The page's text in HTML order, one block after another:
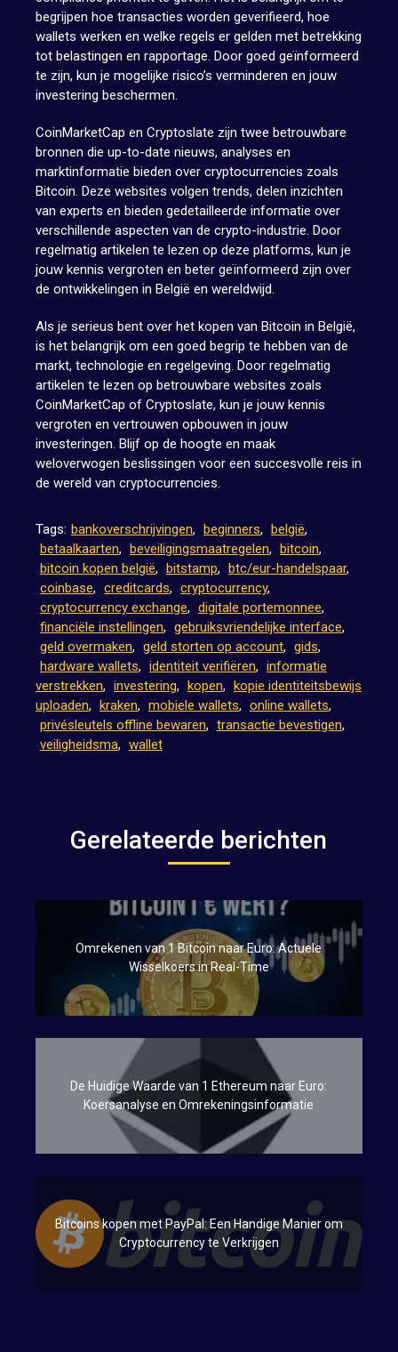
begrijpen hoe transacties worden geverifieerd, hoe
wallets werken en welke regels er gelden met betrekking
tot belastingen en rapportage. Door goed geïnformeerd
te zijn, kun je mogelijke risico’s verminderen en jouw
investering beschermen.
CoinMarketCap en Cryptoslate zijn twee betrouwbare
bronnen die up-to-date nieuws, analyses en
marktinformatie bieden over cryptocurrencies zoals
Bitcoin. Deze websites volgen trends, delen inzichten
van experts en bieden gedetailleerde informatie over
verschillende aspecten van de crypto-industrie. Door
regelmatig artikelen te lezen op deze platforms, kun je
jouw kennis vergroten en beter geïnformeerd zijn over
de ontwikkelingen in België en wereldwijd.
Als je serieus bent over het kopen van Bitcoin in België,
is het belangrijk om een goed begrip te hebben van de
markt, technologie en regelgeving. Door regelmatig
artikelen te lezen op betrouwbare websites zoals
CoinMarketCap of Cryptoslate, kun je jouw kennis
vergroten en vertrouwen opbouwen in jouw
investeringen. Blijf op de hoogte en maak
weloverwogen beslissingen voor een succesvolle reis in
de wereld van cryptocurrencies.
Tags: bankoverschrijvingen, beginners, belgië,
betaalkaarten, beveiligingsmaatregelen, bitcoin,
bitcoin kopen belgië, bitstamp, btc/eur-handelspaar,
coinbase, creditcards, cryptocurrency,
cryptocurrency exchange, digitale portemonnee,
financiële instellingen, gebruiksvriendelijke interface,
geld overmaken, geld storten op account, gids,
hardware wallets, identiteit verifiëren, informatie
verstrekken, investering, kopen, kopie identiteitsbewijs
uploaden, kraken, mobiele wallets, online wallets,
privésleutels offline bewaren, transactie bevestigen,
veiligheidsma, wallet
Gerelateerde berichten
Omrekenen van 1 Bitcoin naar Euro: Actuele
Wisselkoers in Real-Time
De Huidige Waarde van 1 Ethereum naar Euro:
Koersanalyse en Omrekeningsinformatie
Bitcoins kopen met PayPal: Een Handige Manier om
Cryptocurrency te Verkrijgen